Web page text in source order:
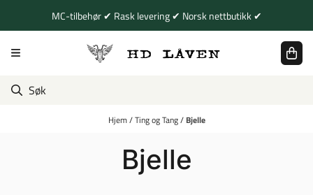
Hopp til innholdMC-tilbehør ✔ Rask levering ✔ Norsk nettbutikk ✔
Hjem/Ting og Tang/ Bjelle
Bjelle